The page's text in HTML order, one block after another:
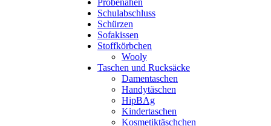
Probenähen
Schulabschluss
Schürzen
Sofakissen
Stoffkörbchen
Wooly
Taschen und Rucksäcke
Damentaschen
Handytäschen
HipBAg
Kindertaschen
Kosmetiktäschchen